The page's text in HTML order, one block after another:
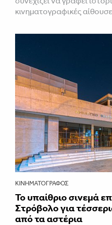
κινηματογραφικές
ΚΙΝΗΜΑΤΟΓΡΆΦΟΣ
Το υπαίθριο σινεμά
Στρόβολο για
από τα αστέρια